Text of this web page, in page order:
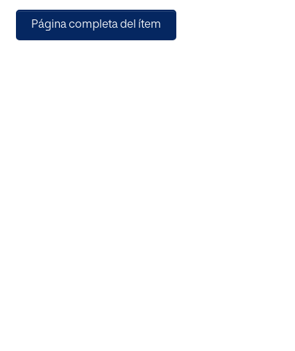
mitomanía. Concluimos que Díez se mueve en todo
tradición literaria en su propósito de recrear el rito oral
Página completa del ítem